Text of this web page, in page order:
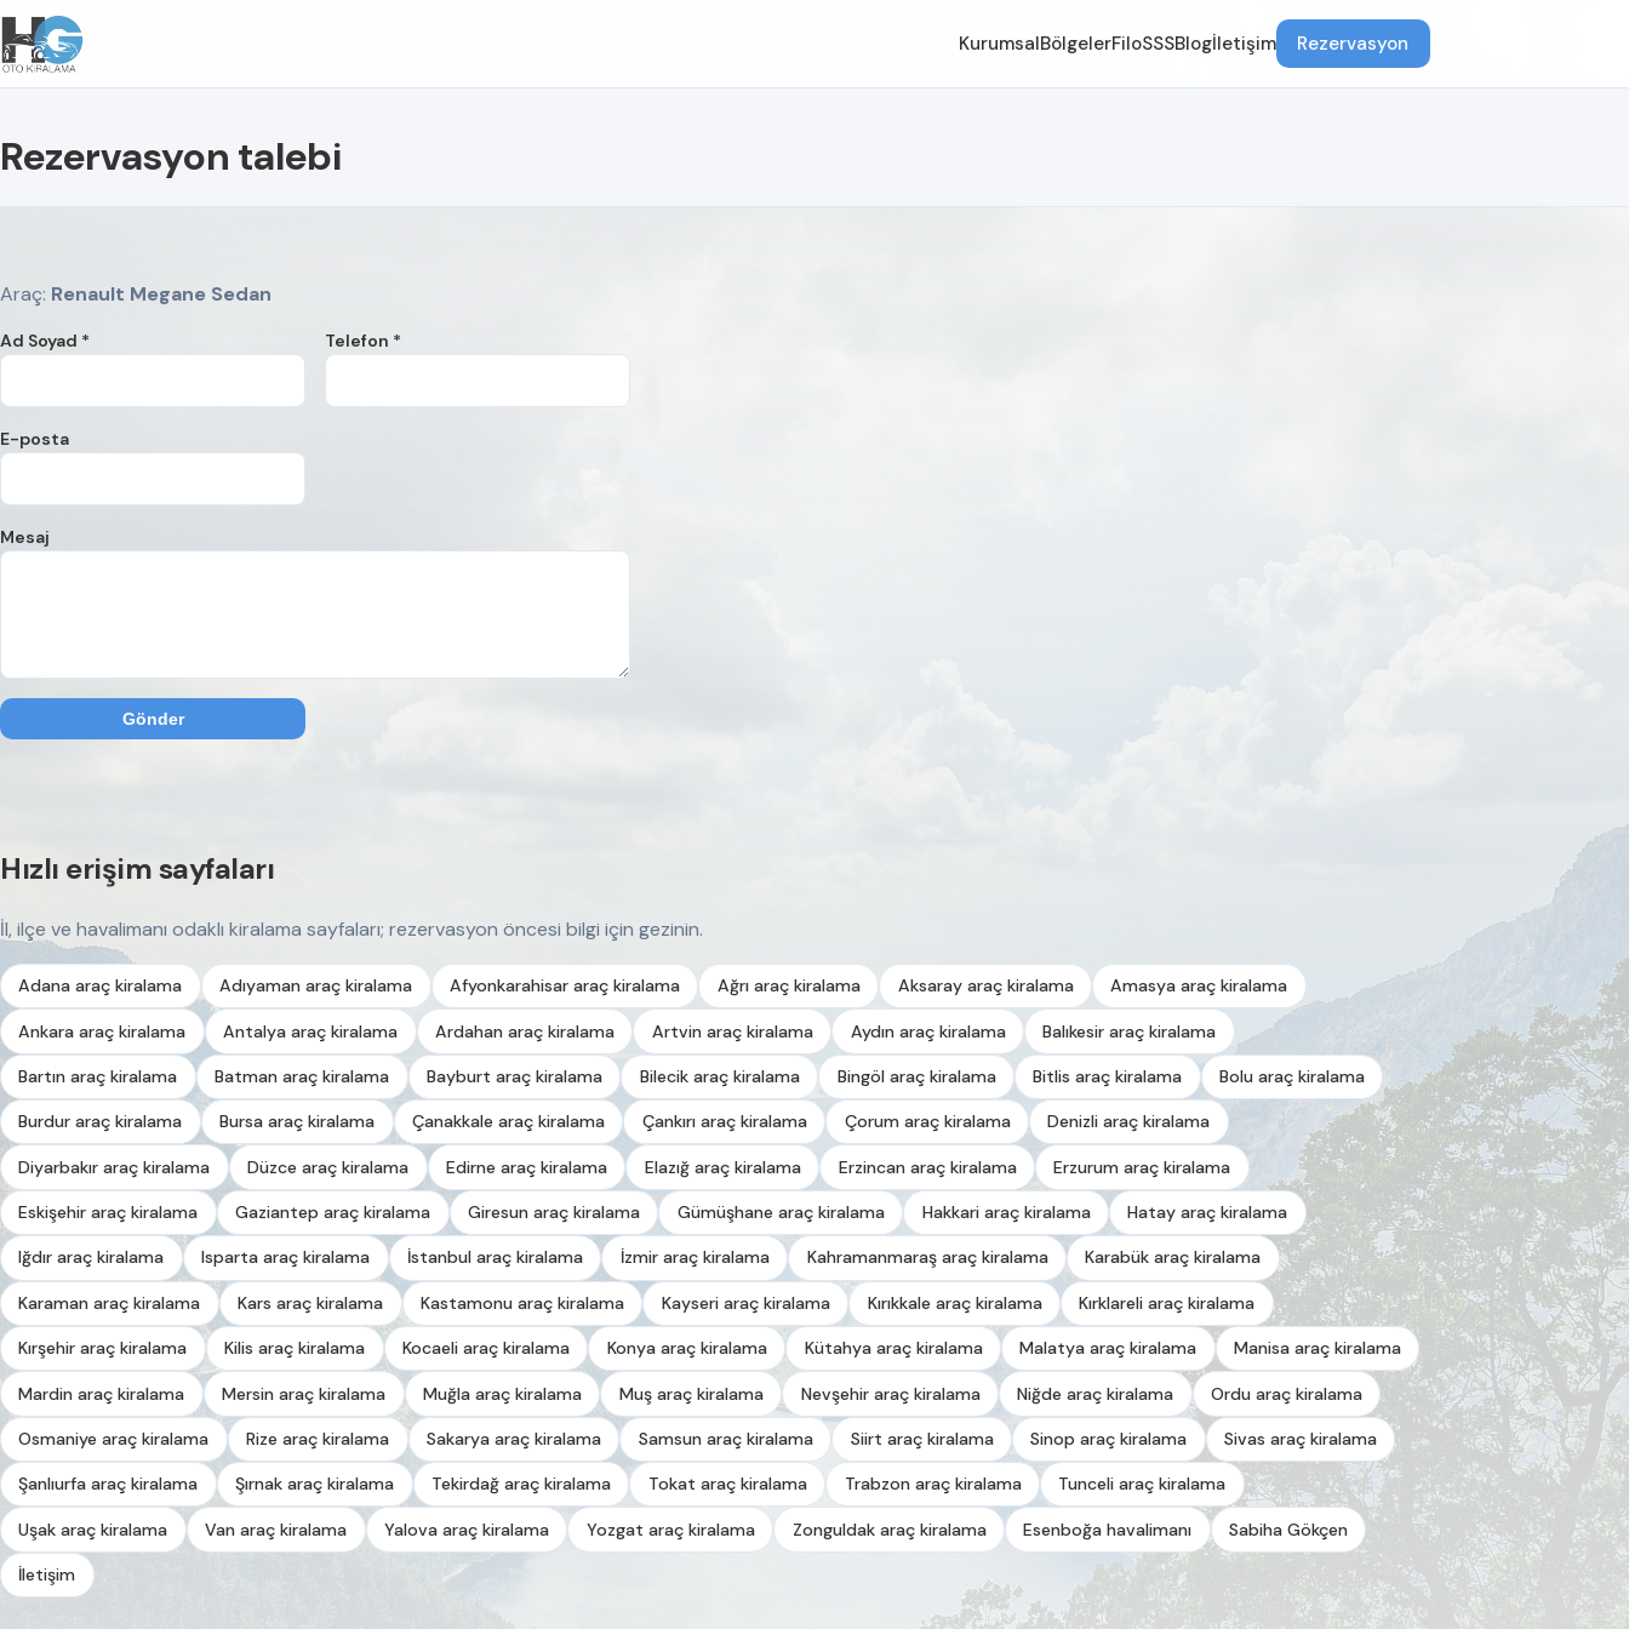
KurumsalBölgelerFiloSSSBlogİletişim Rezervasyon
Rezervasyon talebi
Araç: Renault Megane Sedan
Ad Soyad * Telefon *
E-posta
Mesaj
Gönder
Hızlı erişim sayfaları
İl, ilçe ve havalimanı odaklı kiralama sayfaları; rezervasyon öncesi bilgi için gezinin.
Adana araç kiralama Adıyaman araç kiralama Afyonkarahisar araç kiralama Ağrı araç kiralama Aksaray araç kiralama Amasya araç kiralama
Ankara araç kiralama Antalya araç kiralama Ardahan araç kiralama Artvin araç kiralama Aydın araç kiralama Balıkesir araç kiralama
Bartın araç kiralama Batman araç kiralama Bayburt araç kiralama Bilecik araç kiralama Bingöl araç kiralama Bitlis araç kiralama Bolu araç kiralama
Burdur araç kiralama Bursa araç kiralama Çanakkale araç kiralama Çankırı araç kiralama Çorum araç kiralama Denizli araç kiralama
Diyarbakır araç kiralama Düzce araç kiralama Edirne araç kiralama Elazığ araç kiralama Erzincan araç kiralama Erzurum araç kiralama
Eskişehir araç kiralama Gaziantep araç kiralama Giresun araç kiralama Gümüşhane araç kiralama Hakkari araç kiralama Hatay araç kiralama
Iğdır araç kiralama Isparta araç kiralama İstanbul araç kiralama İzmir araç kiralama Kahramanmaraş araç kiralama Karabük araç kiralama
Karaman araç kiralama Kars araç kiralama Kastamonu araç kiralama Kayseri araç kiralama Kırıkkale araç kiralama Kırklareli araç kiralama
Kırşehir araç kiralama Kilis araç kiralama Kocaeli araç kiralama Konya araç kiralama Kütahya araç kiralama Malatya araç kiralama Manisa araç kiralama
Mardin araç kiralama Mersin araç kiralama Muğla araç kiralama Muş araç kiralama Nevşehir araç kiralama Niğde araç kiralama Ordu araç kiralama
Osmaniye araç kiralama Rize araç kiralama Sakarya araç kiralama Samsun araç kiralama Siirt araç kiralama Sinop araç kiralama Sivas araç kiralama
Şanlıurfa araç kiralama Şırnak araç kiralama Tekirdağ araç kiralama Tokat araç kiralama Trabzon araç kiralama Tunceli araç kiralama
Uşak araç kiralama Van araç kiralama Yalova araç kiralama Yozgat araç kiralama Zonguldak araç kiralama Esenboğa havalimanı Sabiha Gökçen
İletişim